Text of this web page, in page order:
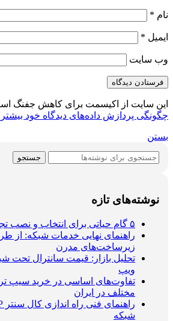
نام *
ایمیل *
وب‌ سایت
این سایت از اکیسمت برای کاهش جفنگ
چگونگی پردازش داده‌های دیدگاه خود بیشتر
بستن
جستجو
نوشته‌های تازه
۵ گام حیاتی برای انتخاب و نصب تجهیزات ویپ پیشرفته
راهنمای نهایی خدمات شبکه: از
زیرساخت‌های مدرن
تحلیل بازار: قیمت سانترال تحت
ویپ
تفاوت‌های اساسی در خرید سیپ
مختلف در ایران
شبکه